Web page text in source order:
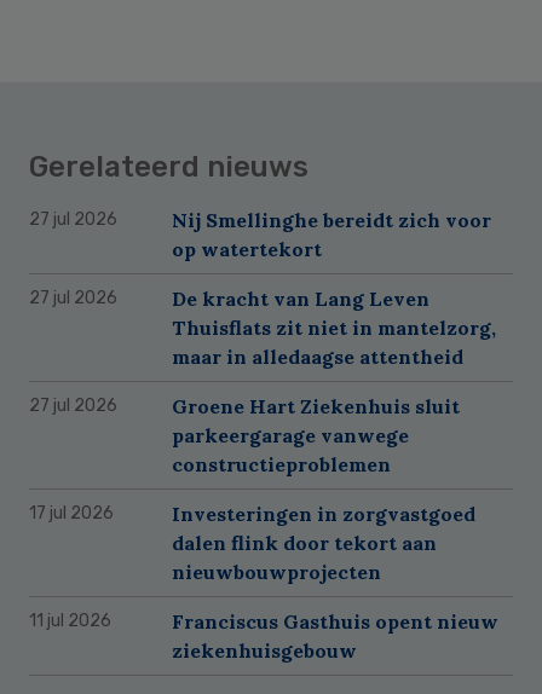
Gerelateerd nieuws
27 jul 2026
Nij Smellinghe bereidt zich voor
op watertekort
27 jul 2026
De kracht van Lang Leven
Thuisflats zit niet in mantelzorg,
maar in alledaagse attentheid
27 jul 2026
Groene Hart Ziekenhuis sluit
parkeergarage vanwege
constructieproblemen
17 jul 2026
Investeringen in zorgvastgoed
dalen flink door tekort aan
nieuwbouwprojecten
11 jul 2026
Franciscus Gasthuis opent nieuw
ziekenhuisgebouw